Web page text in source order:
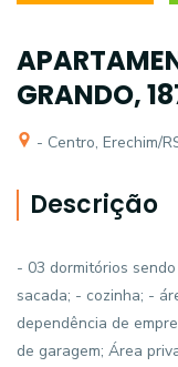
GRANDO,
- Centro, Erechim/
Descrição
- 03 dormitórios
sacada; - cozinha; -
dependência de
de garagem; Área